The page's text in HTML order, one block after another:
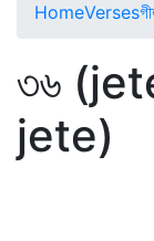
HomeVerses
৩৬
jete)